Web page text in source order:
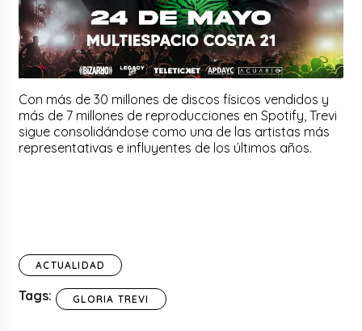
Con más de 30 millones de discos físicos vendidos y
más de 7 millones de reproducciones en Spotify, Trevi
sigue consolidándose como una de las artistas más
representativas e influyentes de los últimos años.
ACTUALIDAD
Tags: GLORIA TREVI